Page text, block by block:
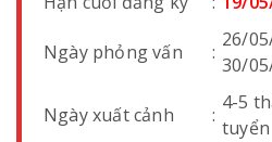
Ngày phỏng vấn :
26/
30/
Ngày xuất cảnh :
4-5
tuyển